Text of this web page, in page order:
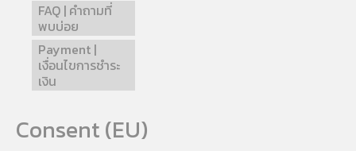
FAQ | คำถามที่
พบบ่อย
Payment |
เงื่อนไขการชำระ
เงิน
Consent (EU)